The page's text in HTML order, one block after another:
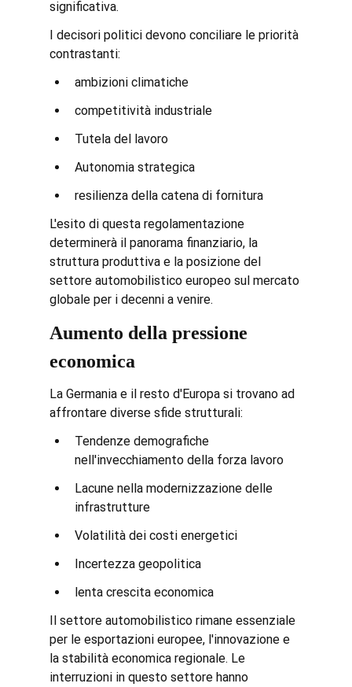
significativa.
I decisori politici devono conciliare le priorità
contrastanti:
ambizioni climatiche
competitività industriale
Tutela del lavoro
Autonomia strategica
resilienza della catena di fornitura
L'esito di questa regolamentazione
determinerà il panorama finanziario, la
struttura produttiva e la posizione del
settore automobilistico europeo sul mercato
globale per i decenni a venire.
Aumento della pressione
economica
La Germania e il resto d'Europa si trovano ad
affrontare diverse sfide strutturali:
Tendenze demografiche
nell'invecchiamento della forza lavoro
Lacune nella modernizzazione delle
infrastrutture
Volatilità dei costi energetici
Incertezza geopolitica
lenta crescita economica
Il settore automobilistico rimane essenziale
per le esportazioni europee, l'innovazione e
la stabilità economica regionale. Le
interruzioni in questo settore hanno